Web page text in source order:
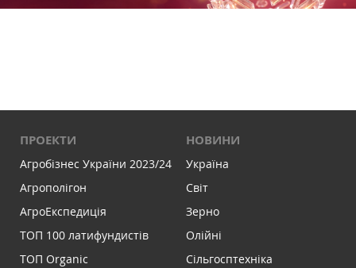
ПРОЕКТИ
Агробізнес України 2023/24
Агрополігон
АгроЕкспедиція
ТОП 100 латифундистів
ТОП Organic
НОВИНИ
Україна
Світ
Зерно
Олійні
Сільгосптехніка